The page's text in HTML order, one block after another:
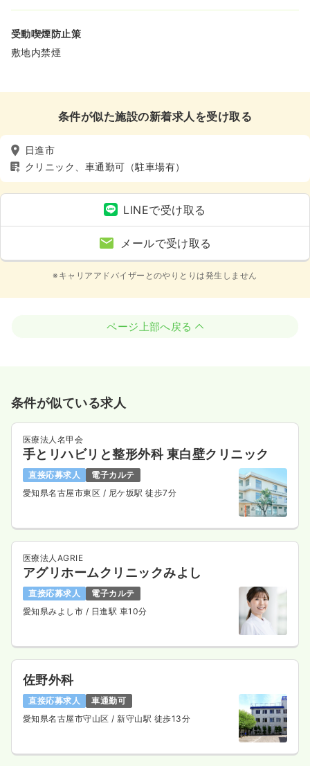
受動喫煙防止策
敷地内禁煙
条件が似た施設の新着求人を受け取る
日進市
クリニック、車通勤可（駐車場有）
LINEで受け取る
メールで受け取る
※キャリアアドバイザーとのやりとりは発生しません
ページ上部へ戻る
条件が似ている求人
医療法人名甲会
手とリハビリと整形外科 東白壁クリニック
直接応募求人
電子カルテ
愛知県名古屋市東区 / 尼ケ坂駅 徒歩7分
医療法人AGRIE
アグリホームクリニックみよし
直接応募求人
電子カルテ
愛知県みよし市 / 日進駅 車10分
佐野外科
直接応募求人
車通勤可
愛知県名古屋市守山区/ 新守山駅 徒歩13分